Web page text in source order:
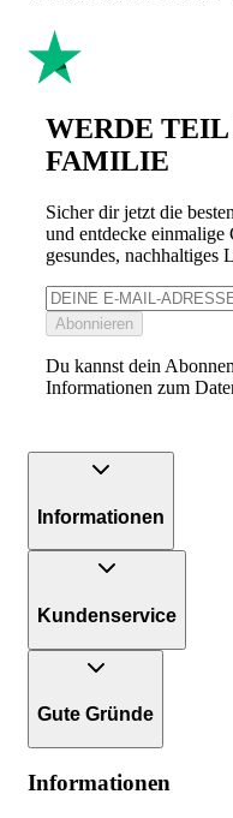
WERDE TEIL
FAMILIE
Sicher dir jetzt die
und entdecke einmalige
gesundes, nachhaltiges
Abonnieren
Du kannst dein
Informationen zum
Informationen
Kundenservice
Gute Gründe
Informationen